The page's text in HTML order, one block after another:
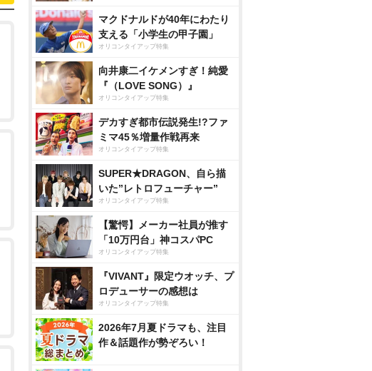
マクドナルドが40年にわたり
支える「小学生の甲子園」
オリコンタイアップ特集
向井康二イケメンすぎ！純愛
『（LOVE SONG）』
オリコンタイアップ特集
デカすぎ都市伝説発生!?ファ
ミマ45％増量作戦再来
オリコンタイアップ特集
SUPER★DRAGON、自ら描
いた”レトロフューチャー”
オリコンタイアップ特集
【驚愕】メーカー社員が推す
「10万円台」神コスパPC
オリコンタイアップ特集
『VIVANT』限定ウオッチ、プ
ロデューサーの感想は
オリコンタイアップ特集
2026年7月夏ドラマも、注目
作＆話題作が勢ぞろい！